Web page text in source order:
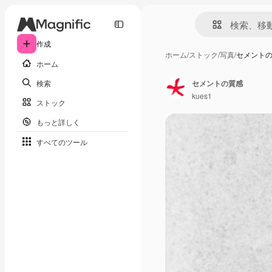
作成
ホーム
検索
ストック
もっと詳しく
すべてのツール
ホーム/ストック/写真/セメント
セメントの質感
kues1